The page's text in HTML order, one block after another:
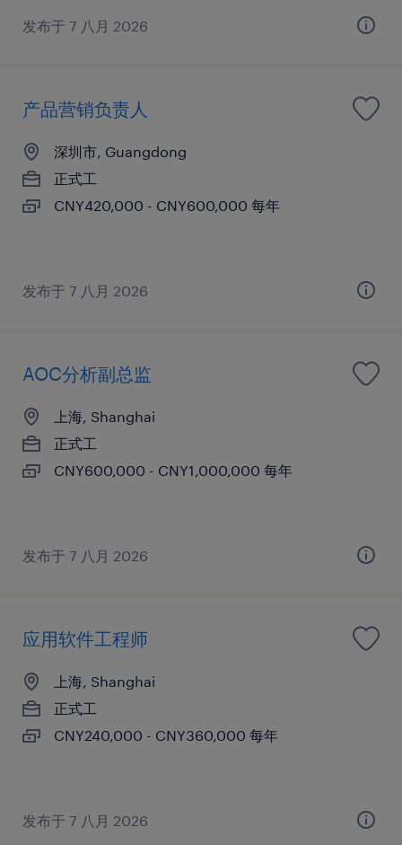
发布于 7 八月 2026
产品营销负责人
深圳市, Guangdong
正式工
CNY420,000 - CNY600,000 每年
发布于 7 八月 2026
AOC分析副总监
上海, Shanghai
正式工
CNY600,000 - CNY1,000,000 每年
发布于 7 八月 2026
应用软件工程师
上海, Shanghai
正式工
CNY240,000 - CNY360,000 每年
发布于 7 八月 2026